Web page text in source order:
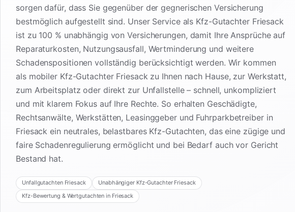
sorgen dafür, dass Sie gegenüber der gegnerischen Versicherung
bestmöglich aufgestellt sind. Unser Service als Kfz-Gutachter Friesack
ist zu 100 % unabhängig von Versicherungen, damit Ihre Ansprüche auf
Reparaturkosten, Nutzungsausfall, Wertminderung und weitere
Schadenspositionen vollständig berücksichtigt werden. Wir kommen
als mobiler Kfz-Gutachter Friesack zu Ihnen nach Hause, zur Werkstatt,
zum Arbeitsplatz oder direkt zur Unfallstelle – schnell, unkompliziert
und mit klarem Fokus auf Ihre Rechte. So erhalten Geschädigte,
Rechtsanwälte, Werkstätten, Leasinggeber und Fuhrparkbetreiber in
Friesack ein neutrales, belastbares Kfz-Gutachten, das eine zügige und
faire Schadenregulierung ermöglicht und bei Bedarf auch vor Gericht
Bestand hat.
Unfallgutachten Friesack
Unabhängiger Kfz-Gutachter Friesack
Kfz-Bewertung & Wertgutachten in Friesack